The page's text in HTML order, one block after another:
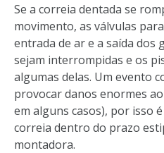
Se a correia dentada se
movimento, as válvulas
entrada de ar e a saída dos
sejam interrompidas e os
algumas delas. Um evento
provocar danos enormes
em alguns casos), por isso
correia dentro do prazo
montadora.